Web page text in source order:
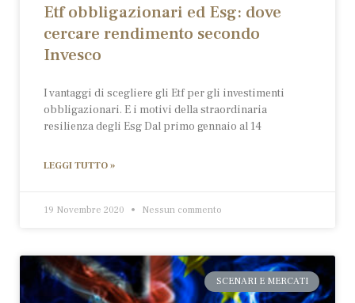
Etf obbligazionari ed Esg: dove
cercare rendimento secondo
Invesco
I vantaggi di scegliere gli Etf per gli investimenti
obbligazionari. E i motivi della straordinaria
resilienza degli Esg Dal primo gennaio al 14
LEGGI TUTTO »
19 Novembre 2020 Nessun commento
SCENARI E MERCATI